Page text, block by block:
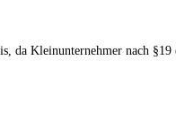
da Kleinunternehmer nach